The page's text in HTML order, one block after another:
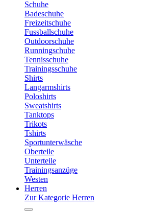
Schuhe
Badeschuhe
Freizeitschuhe
Fussballschuhe
Outdoorschuhe
Runningschuhe
Tennisschuhe
Trainingsschuhe
Shirts
Langarmshirts
Poloshirts
Sweatshirts
Tanktops
Trikots
Tshirts
Sportunterwäsche
Oberteile
Unterteile
Trainingsanzüge
Westen
Herren
Zur Kategorie Herren